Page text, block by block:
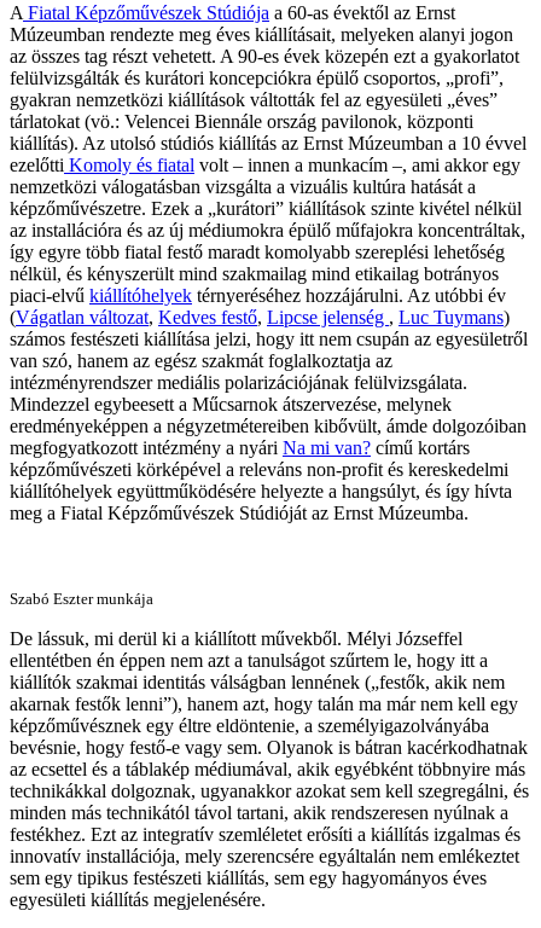
A Fiatal Képzőművészek Stúdiója a 60-as évektől az Ernst
Múzeumban rendezte meg éves kiállításait, melyeken alanyi jogon
az összes tag részt vehetett. A 90-es évek közepén ezt a gyakorlatot
felülvizsgálták és kurátori koncepciókra épülő csoportos, „profi”,
gyakran nemzetközi kiállítások váltották fel az egyesületi „éves”
tárlatokat (vö.: Velencei Biennále ország pavilonok, központi
kiállítás). Az utolsó stúdiós kiállítás az Ernst Múzeumban a 10 évvel
ezelőtti Komoly és fiatal volt – innen a munkacím –, ami akkor egy
nemzetközi válogatásban vizsgálta a vizuális kultúra hatását a
képzőművészetre. Ezek a „kurátori” kiállítások szinte kivétel nélkül
az installációra és az új médiumokra épülő műfajokra koncentráltak,
így egyre több fiatal festő maradt komolyabb szereplési lehetőség
nélkül, és kényszerült mind szakmailag mind etikailag botrányos
piaci-elvű kiállítóhelyek térnyeréséhez hozzájárulni. Az utóbbi év
(Vágatlan változat, Kedves festő, Lipcse jelenség , Luc Tuymans)
számos festészeti kiállítása jelzi, hogy itt nem csupán az egyesületről
van szó, hanem az egész szakmát foglalkoztatja az
intézményrendszer mediális polarizációjának felülvizsgálata.
Mindezzel egybeesett a Műcsarnok átszervezése, melynek
eredményeképpen a négyzetmétereiben kibővült, ámde dolgozóiban
megfogyatkozott intézmény a nyári Na mi van? című kortárs
képzőművészeti körképével a releváns non-profit és kereskedelmi
kiállítóhelyek együttműködésére helyezte a hangsúlyt, és így hívta
meg a Fiatal Képzőművészek Stúdióját az Ernst Múzeumba.
Szabó Eszter munkája
De lássuk, mi derül ki a kiállított művekből. Mélyi Józseffel
ellentétben én éppen nem azt a tanulságot szűrtem le, hogy itt a
kiállítók szakmai identitás válságban lennének („festők, akik nem
akarnak festők lenni”), hanem azt, hogy talán ma már nem kell egy
képzőművésznek egy éltre eldöntenie, a személyigazolványába
bevésnie, hogy festő-e vagy sem. Olyanok is bátran kacérkodhatnak
az ecsettel és a táblakép médiumával, akik egyébként többnyire más
technikákkal dolgoznak, ugyanakkor azokat sem kell szegregálni, és
minden más technikától távol tartani, akik rendszeresen nyúlnak a
festékhez. Ezt az integratív szemléletet erősíti a kiállítás izgalmas és
innovatív installációja, mely szerencsére egyáltalán nem emlékeztet
sem egy tipikus festészeti kiállítás, sem egy hagyományos éves
egyesületi kiállítás megjelenésére.